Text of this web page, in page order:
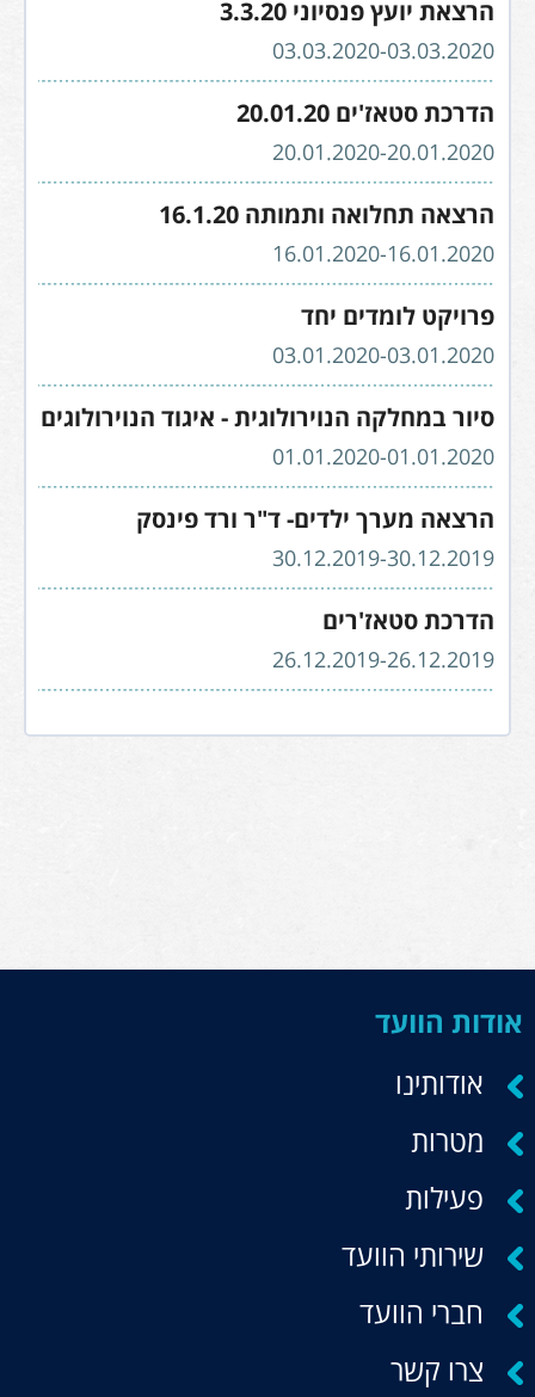
הרצאת יועץ פנסיוני 3.3.20
03.03.2020-03.03.2020
הדרכת סטאז'ים 20.01.20
20.01.2020-20.01.2020
הרצאה תחלואה ותמותה 16.1.20
16.01.2020-16.01.2020
פרויקט לומדים יחד
03.01.2020-03.01.2020
סיור במחלקה הנוירולוגית - איגוד הנוירולוגים
01.01.2020-01.01.2020
הרצאה מערך ילדים- ד"ר ורד פינסק
30.12.2019-30.12.2019
הדרכת סטאז'רים
26.12.2019-26.12.2019
אודות הוועד
אודותינו
מטרות
פעילות
שירותי הוועד
חברי הוועד
צרו קשר